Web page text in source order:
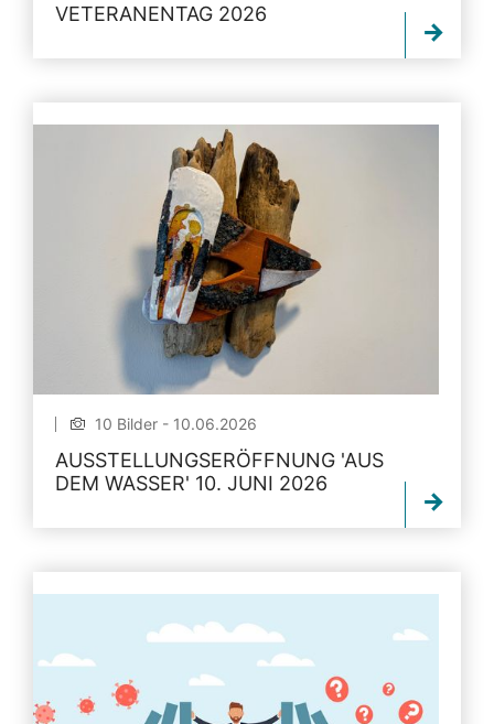
VETERANENTAG 2026
10 Bilder - 10.06.2026
AUSSTELLUNGSERÖFFNUNG 'AUS
DEM WASSER' 10. JUNI 2026